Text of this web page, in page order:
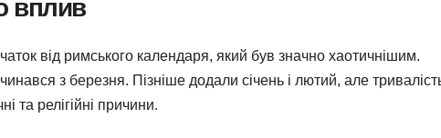
вплив
від римського календаря, який був значно хаотичнішим.
з березня. Пізніше додали січень і лютий, але
та релігійні причини.